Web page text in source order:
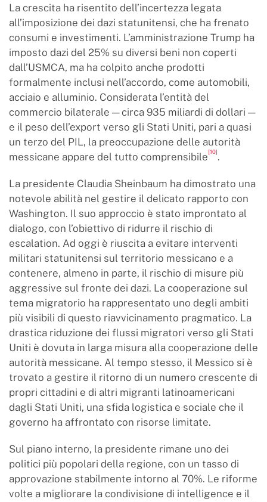
La crescita ha risentito dell’incertezza legata
all’imposizione dei dazi statunitensi, che ha frenato
consumi e investimenti. L’amministrazione Trump ha
imposto dazi del 25% su diversi beni non coperti
dall’USMCA, ma ha colpito anche prodotti
formalmente inclusi nell’accordo, come automobili,
acciaio e alluminio. Considerata l’entità del
commercio bilaterale — circa 935 miliardi di dollari —
e il peso dell’export verso gli Stati Uniti, pari a quasi
un terzo del PIL, la preoccupazione delle autorità
messicane appare del tutto comprensibile[10].
La presidente Claudia Sheinbaum ha dimostrato una
notevole abilità nel gestire il delicato rapporto con
Washington. Il suo approccio è stato improntato al
dialogo, con l’obiettivo di ridurre il rischio di
escalation. Ad oggi è riuscita a evitare interventi
militari statunitensi sul territorio messicano e a
contenere, almeno in parte, il rischio di misure più
aggressive sul fronte dei dazi. La cooperazione sul
tema migratorio ha rappresentato uno degli ambiti
più visibili di questo riavvicinamento pragmatico. La
drastica riduzione dei flussi migratori verso gli Stati
Uniti è dovuta in larga misura alla cooperazione delle
autorità messicane. Al tempo stesso, il Messico si è
trovato a gestire il ritorno di un numero crescente di
propri cittadini e di altri migranti latinoamericani
dagli Stati Uniti, una sfida logistica e sociale che il
governo ha affrontato con risorse limitate.
Sul piano interno, la presidente rimane uno dei
politici più popolari della regione, con un tasso di
approvazione stabilmente intorno al 70%. Le riforme
volte a migliorare la condivisione di intelligence e il